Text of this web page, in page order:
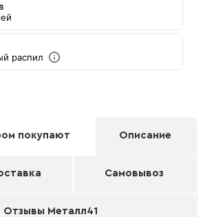
распил
покупают Описание
Самовывоз
Отзывы Металл41